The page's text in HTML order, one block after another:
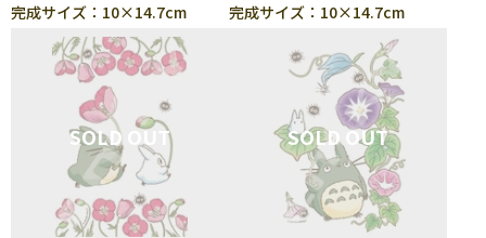
完成サイズ：10×14.7cm 完成サイズ：10×14.7cm